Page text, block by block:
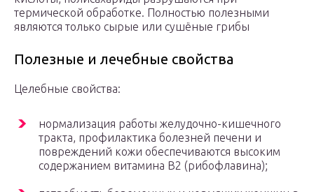
термической обработке. Полностью полезными
являются только сырые или сушёные грибы
Полезные и лечебные свойства
Целебные свойства:
нормализация работы желудочно-кишечного
тракта, профилактика болезней печени и
повреждений кожи обеспечиваются высоким
содержанием витамина B2 (рибофлавина);